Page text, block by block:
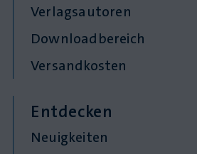
Verlagsautoren
Downloadbereich
Versandkosten
Entdecken
Neuigkeiten